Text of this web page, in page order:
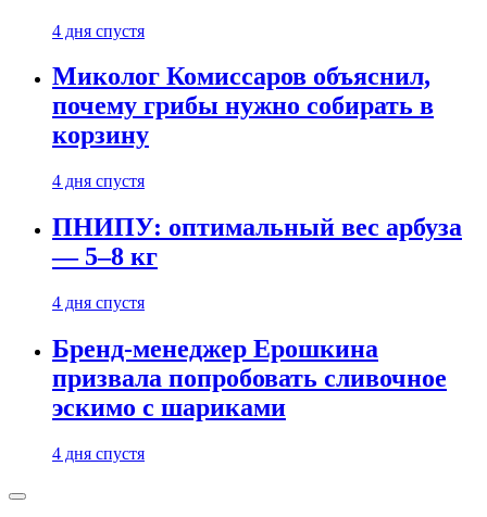
4 дня спустя
Миколог Комиссаров объяснил,
почему грибы нужно собирать в
корзину
4 дня спустя
ПНИПУ: оптимальный вес арбуза
— 5–8 кг
4 дня спустя
Бренд-менеджер Ерошкина
призвала попробовать сливочное
эскимо с шариками
4 дня спустя